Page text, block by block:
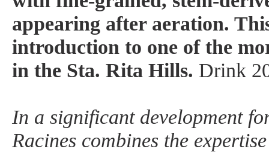
appearing after aeration.
introduction to one of the
in the Sta. Rita Hills. Drink
In a significant development
Racines combines the